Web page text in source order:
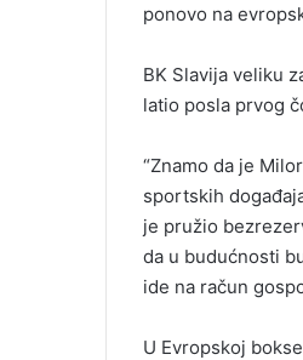
ponovo na
BK Slavija veliku
latio posla prvog
“Znamo da je
sportskih
je pružio
da u budućnosti
ide na račun
U Еvropskoj